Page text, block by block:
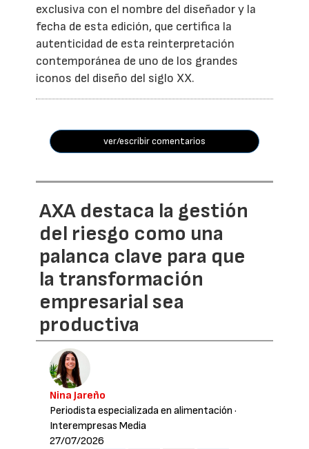
exclusiva con el nombre del diseñador y la
fecha de esta edición, que certifica la
autenticidad de esta reinterpretación
contemporánea de uno de los grandes
iconos del diseño del siglo XX.
ver/escribir comentarios
AXA destaca la gestión
del riesgo como una
palanca clave para que
la transformación
empresarial sea
productiva
Nina Jareño
Periodista especializada en alimentación ·
Interempresas Media
27/07/2026